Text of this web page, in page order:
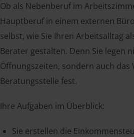
Ob als Nebenberuf im
Hauptberuf in einem externen
selbst, wie Sie Ihren Arbeitsalltag
Berater gestalten. Denn Sie legen
Öffnungszeiten, sondern auch das
Beratungsstelle fest.
Ihre Aufgaben im Überblick:
Sie erstellen die